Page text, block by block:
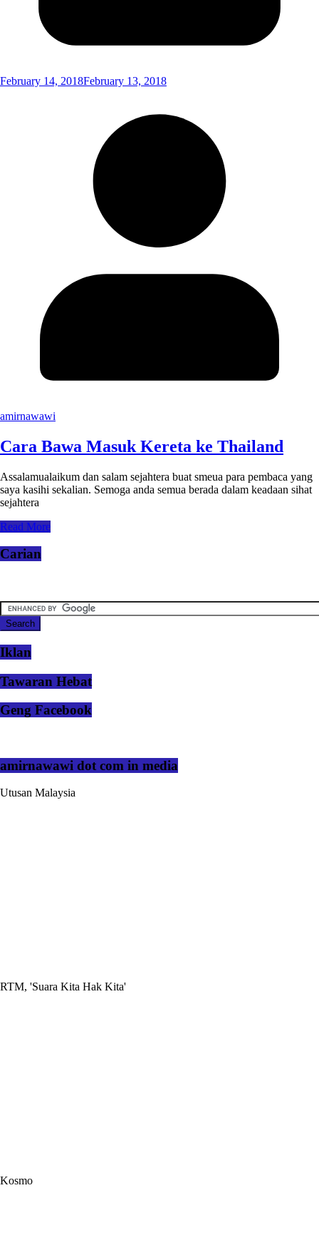
February 14, 2018February 13, 2018
amirnawawi
Cara Bawa Masuk Kereta ke Thailand
Assalamualaikum dan salam sejahtera buat smeua para pembaca yang
saya kasihi sekalian. Semoga anda semua berada dalam keadaan sihat
sejahtera
Read More
Carian
Iklan
Tawaran Hebat
Geng Facebook
amirnawawi dot com in media
Utusan Malaysia
RTM, 'Suara Kita Hak Kita'
Kosmo